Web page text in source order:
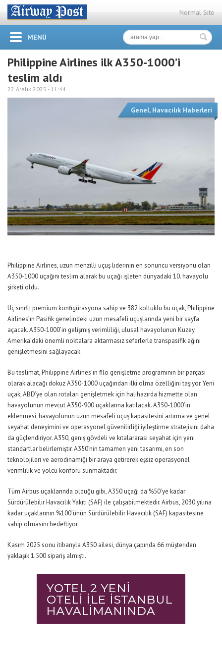
Normal Site
MENÜ
Philippine Airlines ilk A350-1000’i
teslim aldı
22 Aralık 2025 - 11:44
Genel, Havacılık Haberleri
Philippine Airlines, uzun menzilli uçuş liderinin en sonuncu versiyonu olan
A350-1000 uçağını teslim alarak bu uçağı işleten dünyadaki 10. havayolu
şirketi oldu.
Üç sınıflı premium konfigürasyona sahip ve 382 koltuklu bu uçak, Philippine
Airlines’ın Pasifik genelindeki uzun mesafeli uçuşlarında yeni bir sayfa
açacak. A350-1000’in gelişmiş verimliliği, ulusal havayolunun Kuzey
Amerika’daki önemli noktalara aktarmasız seferlerle transpasifik ağını
genişletmesini sağlayacak.
Bu teslimat, Philippine Airlines’ın filo genişletme programının bir parçası
olarak alacağı dokuz A350-1000 uçağından ilki olma özelliğini taşıyor. Yeni
uçak, ABD’ye olan rotaları genişletmek için halihazırda hizmette olan
havayolunun mevcut A350-900 uçaklarına katılacak. A350-1000’in
eklenmesi, havayolunun uzun mesafeli uçuş kapasitesini artırma ve genel
seyahat deneyimini ve operasyonel güvenilirliği iyileştirme stratejisini daha
da güçlendiriyor. A350, geniş gövdeli ve kıtalararası seyahat için yeni
standartlar belirlemiştir. A350’nin tamamen yeni tasarımı, en son
teknolojileri ve aerodinamiği bir araya getirerek eşsiz operasyonel
verimlilik ve yolcu konforu sunmaktadır.
Tüm Airbus uçaklarında olduğu gibi, A350 uçağı da %50’ye kadar
Sürdürülebilir Havacılık Yakıtı (SAF) ile çalışabilmektedir. Airbus, 2030 yılına
kadar uçaklarının %100’ünün Sürdürülebilir Havacılık (SAF) kapasitesine
sahip olmasını hedefliyor.
Kasım 2025 sonu itibarıyla A350 ailesi, dünya çapında 66 müşteriden
yaklaşık 1.500 sipariş almıştı.